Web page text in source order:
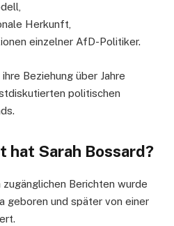
Herkunft,
einzelner AfD-Politiker.
Beziehung über Jahre
politischen
hat Sarah Bossard?
Berichten wurde
geboren und später von einer